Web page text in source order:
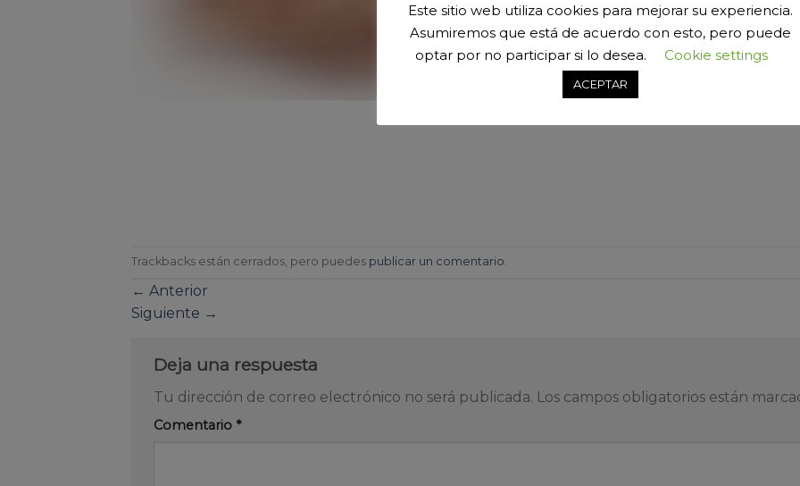
Trackbacks están cerrados, pero puedes publicar un comentario
← Anterior
Siguiente →
Deja una respuesta
Tu dirección de correo electrónico no será publicada. Los campos obligatorios están
Comentario *
Este sitio web utiliza cookies para mejorar su experiencia.
Asumiremos que está de acuerdo con esto, pero puede
optar por no participar si lo desea.
Cookie settings
ACEPTAR